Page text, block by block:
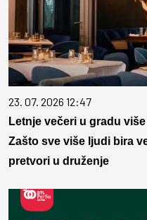
23. 07. 2026 12:47
Letnje večeri u gradu
Zašto sve više ljudi bira
pretvori u druženje